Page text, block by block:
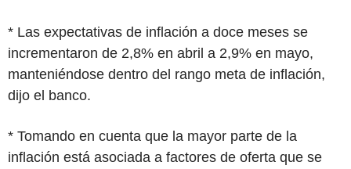
* Las expectativas de inflación a doce meses se
incrementaron de 2,8% en abril a 2,9% en mayo,
manteniéndose dentro del rango meta de inflación,
dijo el banco.
* Tomando en cuenta que la mayor parte de la
inflación está asociada a factores de oferta que se